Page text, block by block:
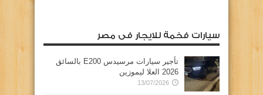
سيارات فخمة للايجار فى مصر
تأجير سيارات مرسيدس E200 بالسائق
2026 العلا ليموزين
13/07/2026